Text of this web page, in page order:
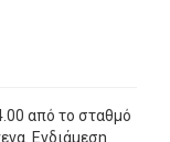
από το σταθμό
Ενδιάμεση